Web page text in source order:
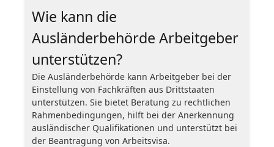
Wie kann die
Ausländerbehörde Arbeitgeber
unterstützen?
Die Ausländerbehörde kann Arbeitgeber bei der
Einstellung von Fachkräften aus Drittstaaten
unterstützen. Sie bietet Beratung zu rechtlichen
Rahmenbedingungen, hilft bei der Anerkennung
ausländischer Qualifikationen und unterstützt bei
der Beantragung von Arbeitsvisa.